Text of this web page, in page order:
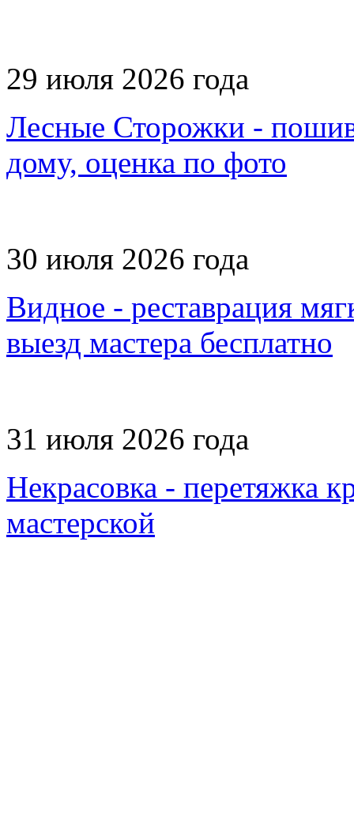
29 июля 2026 года
Лесные Сторожки -
дому, оценка по фото
30 июля 2026 года
Видное - реставрация
выезд мастера бесплатно
31 июля 2026 года
Некрасовка - перетяжка
мастерской